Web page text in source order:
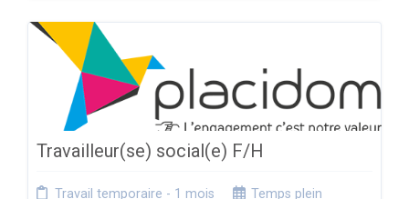
Travailleur(se) social(e) F/H
Travail temporaire - 1 mois
Temps plein